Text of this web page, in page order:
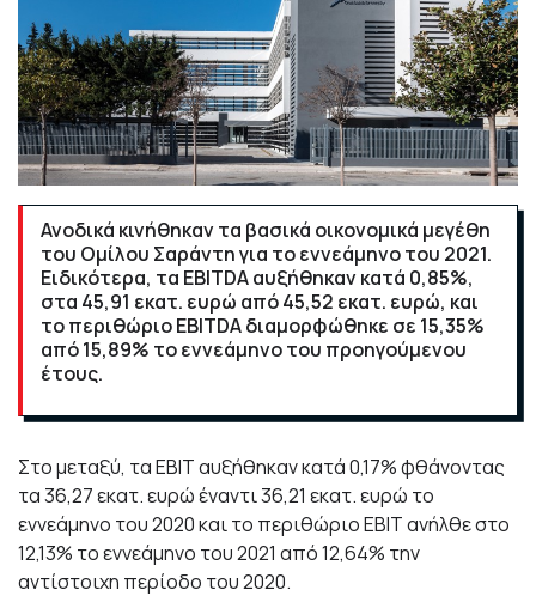
Ανοδικά κινήθηκαν τα βασικά οικονομικά μεγέθη
του Ομίλου Σαράντη για το εννεάμηνο του 2021.
Ειδικότερα, τα EBITDA αυξήθηκαν κατά 0,85%,
στα 45,91 εκατ. ευρώ από 45,52 εκατ. ευρώ, και
το περιθώριο EBITDA διαμορφώθηκε σε 15,35%
από 15,89% το εννεάμηνο του προηγούμενου
έτους.
Στο μεταξύ, τα EBIT αυξήθηκαν κατά 0,17% φθάνοντας
τα 36,27 εκατ. ευρώ έναντι 36,21 εκατ. ευρώ το
εννεάμηνο του 2020 και το περιθώριο EBIT ανήλθε στο
12,13% το εννεάμηνο του 2021 από 12,64% την
αντίστοιχη περίοδο του 2020.